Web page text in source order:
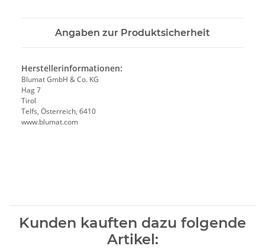
Angaben zur Produktsicherheit
Herstellerinformationen:
Blumat GmbH & Co. KG
Hag 7
Tirol
Telfs, Österreich, 6410
www.blumat.com
Kunden kauften dazu folgende
Artikel: